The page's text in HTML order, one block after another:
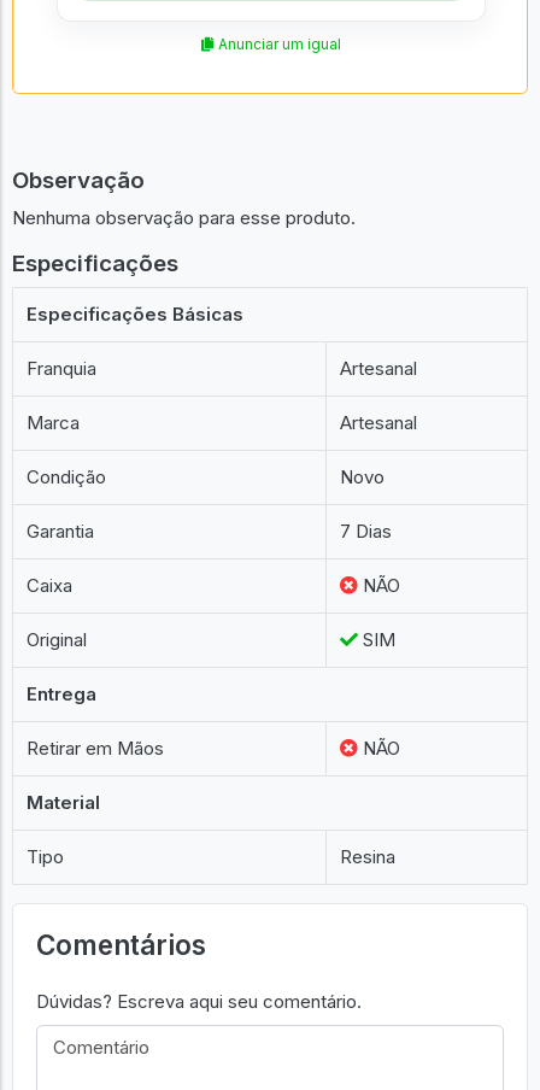
Anunciar um igual
Observação
Nenhuma observação para esse produto.
Especificações
Especificações Básicas
Franquia Artesanal
Marca Artesanal
Condição Novo
Garantia 7 Dias
Caixa NÃO
Original SIM
Entrega
Retirar em Mãos NÃO
Material
Tipo Resina
Comentários
Dúvidas? Escreva aqui seu comentário.